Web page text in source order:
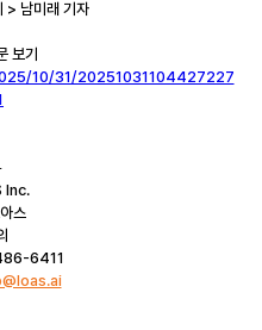
> 남미래 기자
보기
10/31/20251031104427227
Inc.
스
6411